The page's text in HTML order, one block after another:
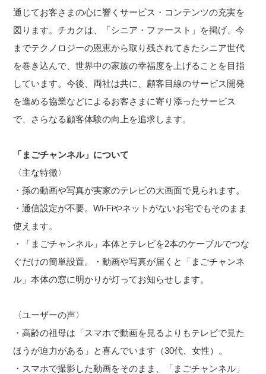
通じてお客さまの心に響くサービス・コンテンツの充実を
図ります。チカクは、「シニア・ファースト」を掲げ、今
までテクノロジーの恩恵から取り残されてきたシニア世代
を巻き込んで、世界中の家族の幸福度を上げることを目指
しています。今後、両社は共に、顧客目線のサービス開発
を進める協業などによるお客さまに寄り添ったサービス
で、さらなる顧客体験の向上を追求します。
「まごチャンネル」について
〈主な特徴〉
・孫の動画や写真が実家のテレビの大画面で見られます。
・通信設定が不要。Wi-Fiやネットがないお宅でもそのまま
使えます。
・「まごチャンネル」本体とテレビを2本のケーブルでつな
ぐだけの簡単設置。・動画や写真が届くと「まごチャンネ
ル」本体の窓に明かりが灯ってお知らせします。
〈ユーザーの声〉
・高齢の祖母は「スマホで動画を見るよりもテレビで見た
ほうが迫力がある」と喜んでいます（30代、女性）。
・スマホで撮影した動画をそのまま、「まごチャンネル」